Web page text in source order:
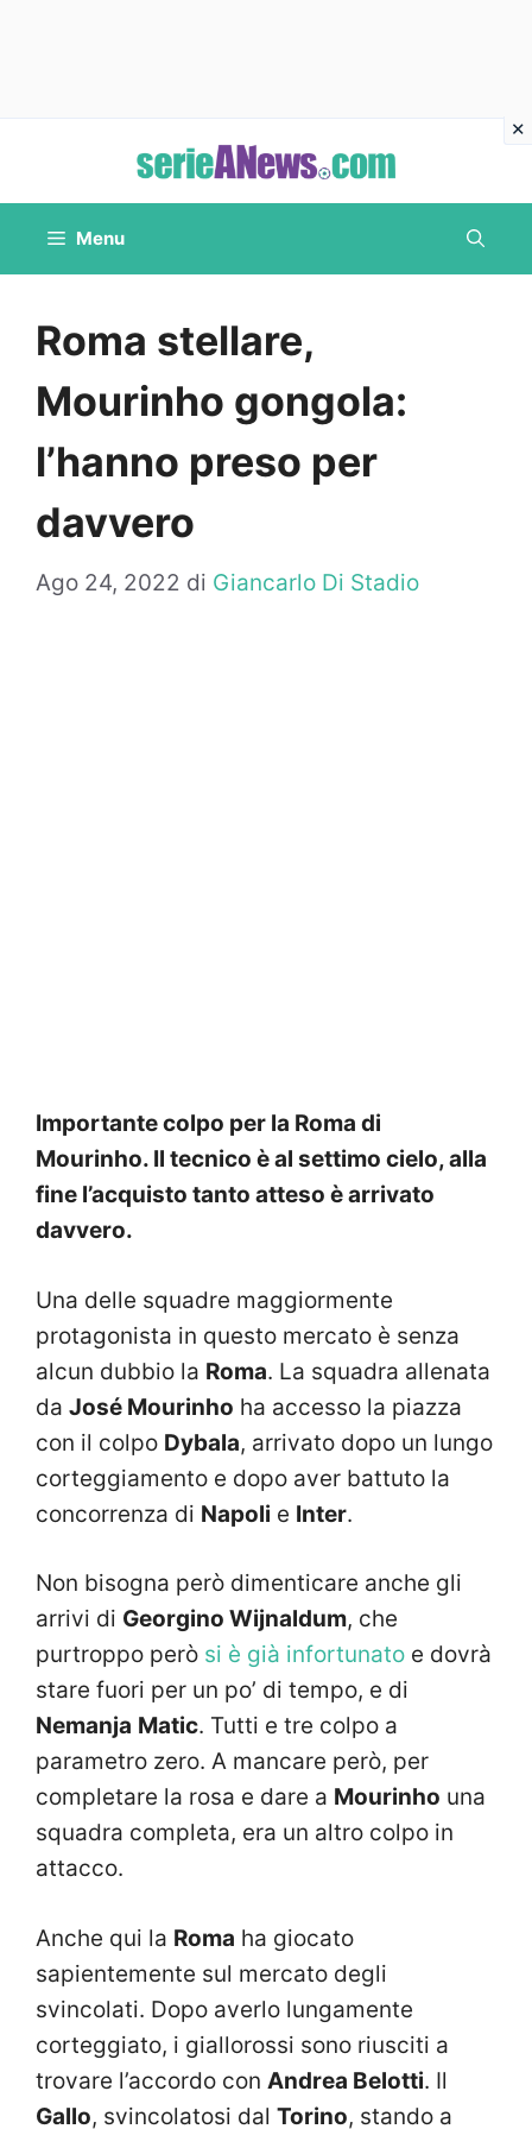
contenuto
Menu
Roma stellare,
Mourinho gongola:
l’hanno preso per
davvero
Ago 24, 2022 di Giancarlo Di Stadio
Importante colpo per la Roma di
Mourinho. Il tecnico è al settimo cielo, alla
fine l’acquisto tanto atteso è arrivato
davvero.
Una delle squadre maggiormente
protagonista in questo mercato è senza
alcun dubbio la Roma. La squadra allenata
da José Mourinho ha accesso la piazza
con il colpo Dybala, arrivato dopo un lungo
corteggiamento e dopo aver battuto la
concorrenza di Napoli e Inter.
Non bisogna però dimenticare anche gli
arrivi di Georgino Wijnaldum, che
purtroppo però si è già infortunato e dovrà
stare fuori per un po’ di tempo, e di
Nemanja Matic. Tutti e tre colpo a
parametro zero. A mancare però, per
completare la rosa e dare a Mourinho una
squadra completa, era un altro colpo in
attacco.
Anche qui la Roma ha giocato
sapientemente sul mercato degli
svincolati. Dopo averlo lungamente
corteggiato, i giallorossi sono riusciti a
trovare l’accordo con Andrea Belotti. Il
Gallo, svincolatosi dal Torino, stando a